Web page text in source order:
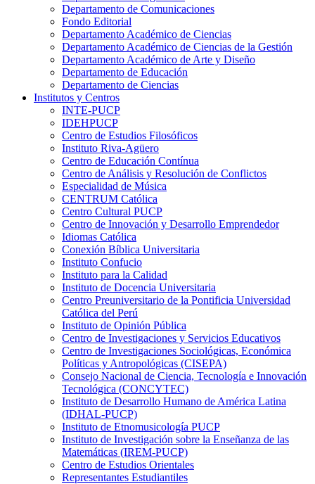
Departamento de Comunicaciones
Fondo Editorial
Departamento Académico de Ciencias
Departamento Académico de Ciencias de la Gestión
Departamento Académico de Arte y Diseño
Departamento de Educación
Departamento de Ciencias
Institutos y Centros
INTE-PUCP
IDEHPUCP
Centro de Estudios Filosóficos
Instituto Riva-Agüero
Centro de Educación Contínua
Centro de Análisis y Resolución de Conflictos
Especialidad de Música
CENTRUM Católica
Centro Cultural PUCP
Centro de Innovación y Desarrollo Emprendedor
Idiomas Católica
Conexión Bíblica Universitaria
Instituto Confucio
Instituto para la Calidad
Instituto de Docencia Universitaria
Centro Preuniversitario de la Pontificia Universidad
Católica del Perú
Instituto de Opinión Pública
Centro de Investigaciones y Servicios Educativos
Centro de Investigaciones Sociológicas, Económica
Políticas y Antropológicas (CISEPA)
Consejo Nacional de Ciencia, Tecnología e Innovación
Tecnológica (CONCYTEC)
Instituto de Desarrollo Humano de América Latina
(IDHAL-PUCP)
Instituto de Etnomusicología PUCP
Instituto de Investigación sobre la Enseñanza de las
Matemáticas (IREM-PUCP)
Centro de Estudios Orientales
Representantes Estudiantiles